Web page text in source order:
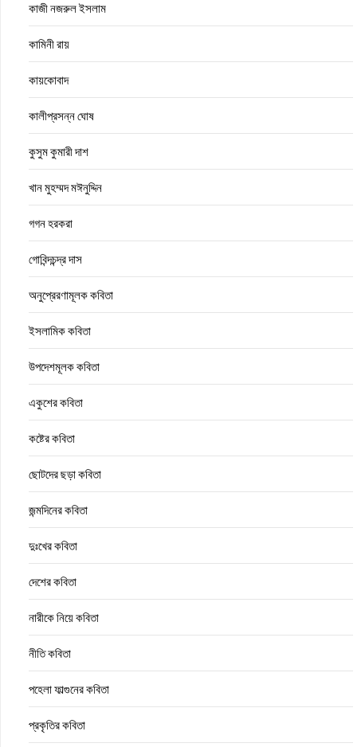
কাজী নজরুল ইসলাম
কামিনী রায়
কায়কোবাদ
কালীপ্রসন্ন ঘোষ
কুসুম কুমারী দাশ
খান মুহম্মদ মঈনুদ্দিন
গগন হরকরা
গোবিন্দচন্দ্র দাস
অনুপ্রেরণামূলক কবিতা
ইসলামিক কবিতা
উপদেশমূলক কবিতা
একুশের কবিতা
কষ্টের কবিতা
ছোটদের ছড়া কবিতা
জন্মদিনের কবিতা
দুঃখের কবিতা
দেশের কবিতা
নারীকে নিয়ে কবিতা
নীতি কবিতা
পহেলা ফাল্গুনের কবিতা
প্রকৃতির কবিতা